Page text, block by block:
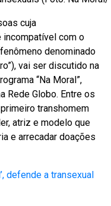
cuja
com o
denominado
vai ser discutido na
“Na Moral”,
Rede Globo. Entre os
transhomem
atriz e modelo que
e arrecadar doações
defende a transexual